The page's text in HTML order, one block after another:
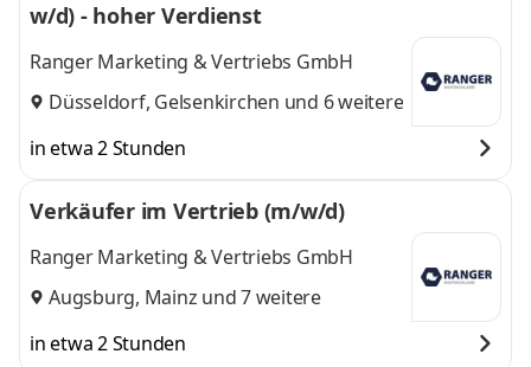
w/d) - hoher Verdienst
Ranger Marketing & Vertriebs GmbH
Düsseldorf, Gelsenkirchen und 6 weitere
in etwa 2 Stunden
Verkäufer im Vertrieb (m/w/d)
Ranger Marketing & Vertriebs GmbH
Augsburg, Mainz und 7 weitere
in etwa 2 Stunden